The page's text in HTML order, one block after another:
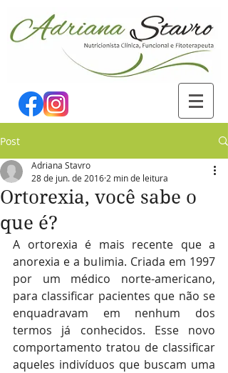
Post
Ortorexia, você sabe o
que é?
Adriana Stavro
28 de jun. de 2016 2 min de leitura
A ortorexia é mais recente que a
anorexia e a bulimia. Criada em 1997
por um médico norte-americano,
para classificar pacientes que não se
enquadravam em nenhum dos
termos já conhecidos. Esse novo
comportamento tratou de classificar
aqueles indivíduos que buscam uma